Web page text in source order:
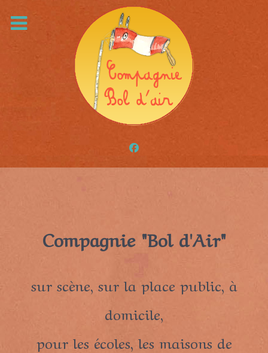
Compagnie "Bol d'Air"
sur scène, sur la place public, à
domicile,
pour les écoles, les maisons de